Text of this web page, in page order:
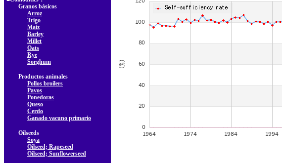
Granos básicos
Arroz
Trigo
Maíz
Barley
Millet
Oats
Rye
Sorghum
Productos animales
Pollos broilers
Pavos
Ponedoras
Queso
Cerdo
Ganado vacuno primario
Oilseeds
Soya
Oilseed; Rapeseed
Oilseed; Sunflowerseed